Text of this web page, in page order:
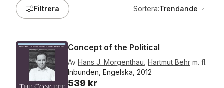
Filtrera Sortera:Trendande
Concept of the Political
Av Hans J. Morgenthau Hartmut Behr m. fl.
Inbunden, Engelska, 2012
539 kr